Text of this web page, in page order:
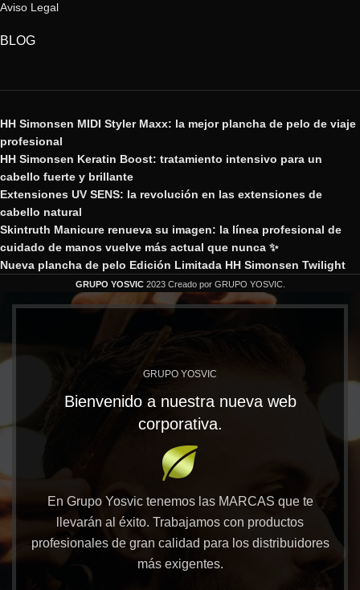
Aviso Legal
BLOG
HH Simonsen MIDI Styler Maxx: la mejor plancha de pelo de viaje
profesional
HH Simonsen Keratin Boost: tratamiento intensivo para un
cabello fuerte y brillante
Extensiones UV SENS: la revolución en las extensiones de
cabello natural
Skintruth Manicure renueva su imagen: la línea profesional de
cuidado de manos vuelve más actual que nunca ✨
Nueva plancha de pelo Edición Limitada HH Simonsen Twilight
GRUPO YOSVIC 2023 Creado por GRUPO YOSVIC.
GRUPO YOSVIC
Bienvenido a nuestra nueva web
corporativa.
En Grupo Yosvic tenemos las MARCAS que te
llevarán al éxito. Trabajamos con productos
profesionales de gran calidad para los distribuidores
más exigentes.